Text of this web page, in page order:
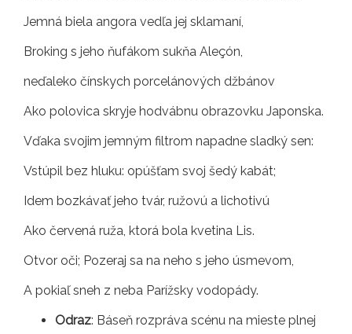
Jemná biela angora vedľa jej sklamaní,
Broking s jeho ňufákom sukňa Aleçón,
neďaleko čínskych porcelánových džbánov
Ako polovica skryje hodvábnu obrazovku Japonska.
Vďaka svojim jemným filtrom napadne sladký sen:
Vstúpil bez hluku: opúšťam svoj šedý kabát;
Idem bozkávať jeho tvár, ružovú a lichotivú
Ako červená ruža, ktorá bola kvetina Lis.
Otvor oči; Pozeraj sa na neho s jeho úsmevom,
A pokiaľ sneh z neba Parížsky vodopády.
Odraz: Báseň rozpráva scénu na mieste plnej